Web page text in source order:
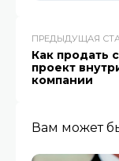
ПРЕДЫДУЩАЯ
Как продать
проект
компании
Вам может